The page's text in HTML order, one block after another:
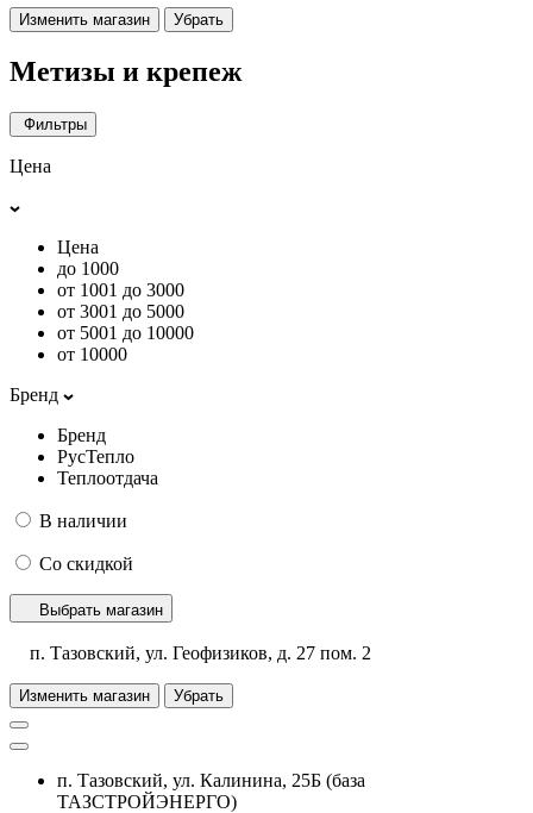
Изменить магазин Убрать
Метизы и крепеж
Фильтры
Цена
Цена
до 1000
от 1001 до 3000
от 3001 до 5000
от 5001 до 10000
от 10000
Бренд
Бренд
РусТепло
Теплоотдача
В наличии
Со скидкой
Выбрать магазин
п. Тазовский, ул. Геофизиков, д. 27 пом. 2
Изменить магазин Убрать
п. Тазовский, ул. Калинина, 25Б (база
ТАЗСТРОЙЭНЕРГО)